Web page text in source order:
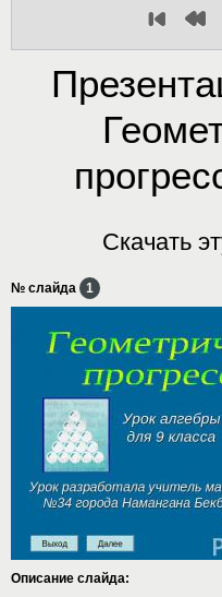
Скачать
№ слайда 1
Описание слайда: